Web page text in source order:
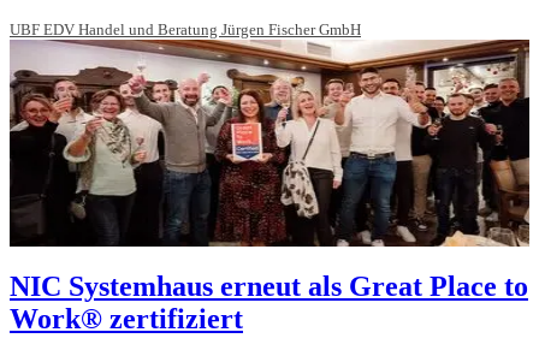
UBF EDV Handel und Beratung Jürgen Fischer GmbH
NIC Systemhaus erneut als Great Place to
Work® zertifiziert